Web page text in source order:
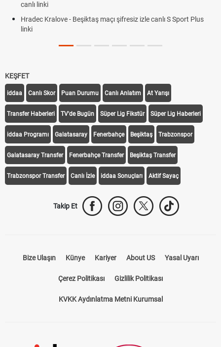
canlı linki
Hradec Kralove - Beşiktaş maçı şifresiz izle canlı S Sport Plus
linki
KEŞFET
iddaa Canlı Skor Puan Durumu Canlı Anlatım At Yarışı
Transfer Haberleri TV'de Bugün Süper Lig Fikstür Süper Lig Haberleri
iddaa Programı Galatasaray Fenerbahçe Beşiktaş Trabzonspor
Galatasaray Transfer Fenerbahçe Transfer Beşiktaş Transfer
Trabzonspor Transfer Canlı İzle iddaa Sonuçları Aktif Sayaç
Takip Et
Bize Ulaşın Künye Kariyer About US Yasal Uyarı
Çerez Politikası Gizlilik Politikası
KVKK Aydınlatma Metni Kurumsal